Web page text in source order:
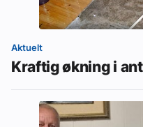
Aktuelt
Kraftig økning i